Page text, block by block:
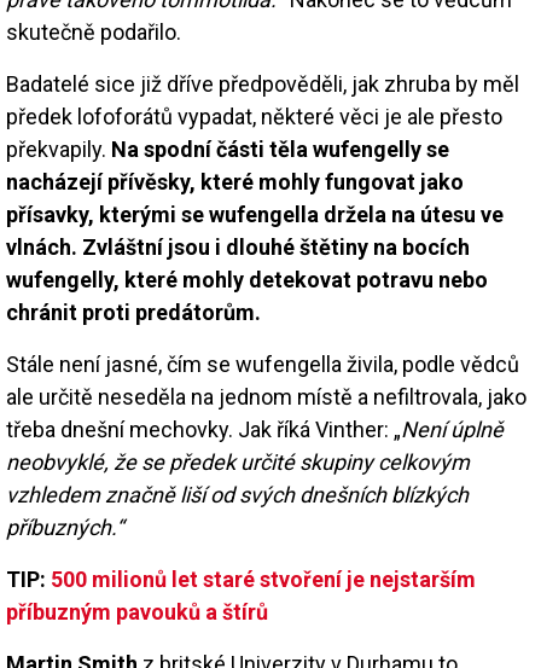
skutečně podařilo.
Badatelé sice již dříve předpověděli, jak zhruba by měl
předek lofoforátů vypadat, některé věci je ale přesto
překvapily. Na spodní části těla wufengelly se
nacházejí přívěsky, které mohly fungovat jako
přísavky, kterými se wufengella držela na útesu ve
vlnách. Zvláštní jsou i dlouhé štětiny na bocích
wufengelly, které mohly detekovat potravu nebo
chránit proti predátorům.
Stále není jasné, čím se wufengella živila, podle vědců
ale určitě neseděla na jednom místě a nefiltrovala, jako
třeba dnešní mechovky. Jak říká Vinther: „Není úplně
neobvyklé, že se předek určité skupiny celkovým
vzhledem značně liší od svých dnešních blízkých
příbuzných.“
TIP: 500 milionů let staré stvoření je nejstarším
příbuzným pavouků a štírů